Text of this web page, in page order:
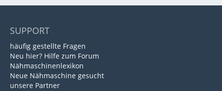
SUPPORT
häufig gestellte Fragen
Neu hier? Hilfe zum Forum
Nähmaschinenlexikon
Neue Nähmaschine gesucht
unsere Partner